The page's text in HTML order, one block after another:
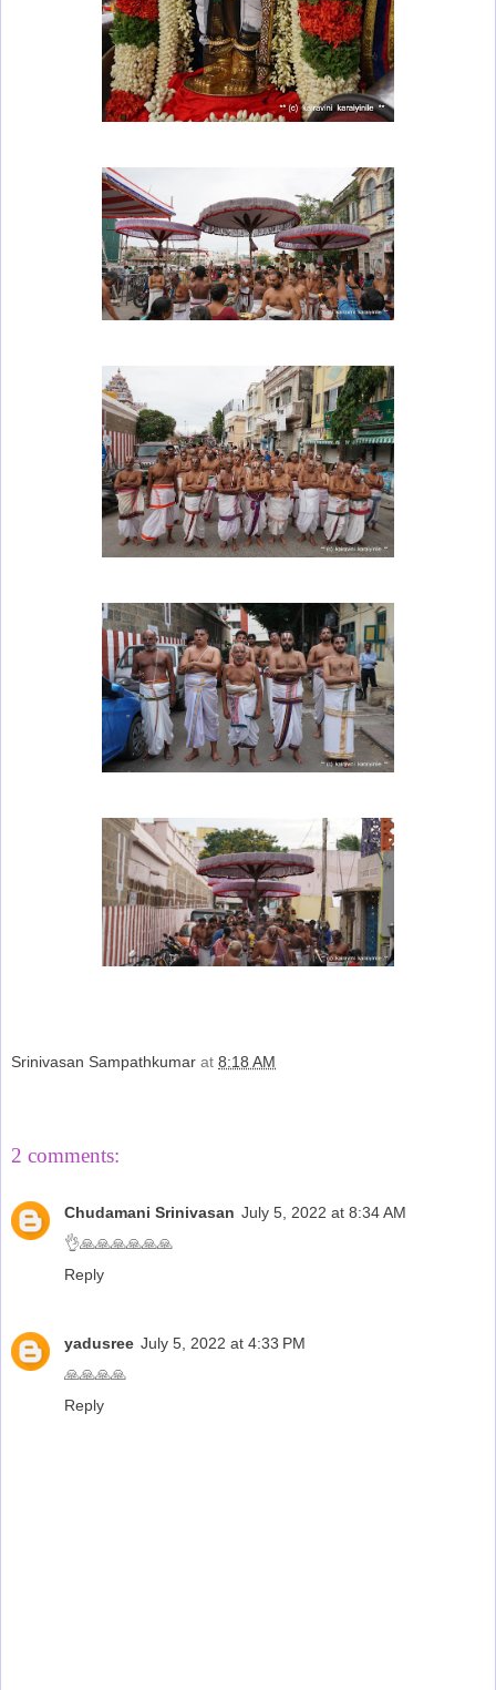
Srinivasan Sampathkumar at 8:18 AM
2 comments:
Chudamani Srinivasan July 5, 2022 at 8:34 AM
👌🙏🙏🙏🙏🙏🙏
Reply
yadusree July 5, 2022 at 4:33 PM
🙏🙏🙏🙏
Reply